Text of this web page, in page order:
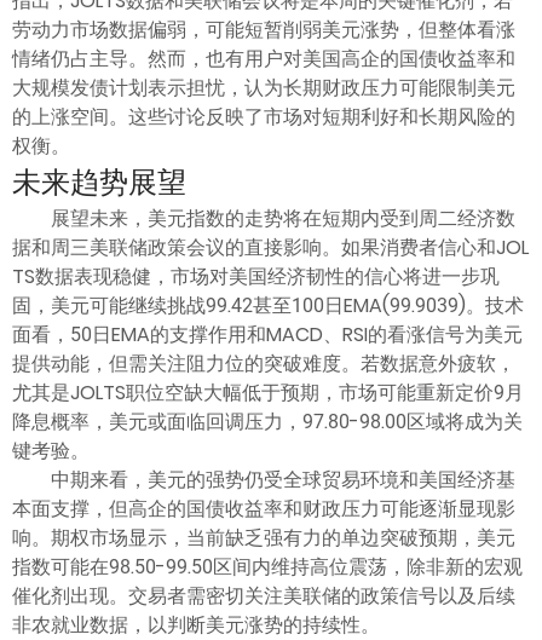
劳动力市场数据偏弱，可能短暂削弱美元涨势，但整体看涨
情绪仍占主导。然而，也有用户对美国高企的国债收益率和
大规模发债计划表示担忧，认为长期财政压力可能限制美元
的上涨空间。这些讨论反映了市场对短期利好和长期风险的
权衡。
未来趋势展望
展望未来，美元指数的走势将在短期内受到周二经济数
据和周三美联储政策会议的直接影响。如果消费者信心和JOL
TS数据表现稳健，市场对美国经济韧性的信心将进一步巩
固，美元可能继续挑战99.42甚至100日EMA(99.9039)。技术
面看，50日EMA的支撑作用和MACD、RSI的看涨信号为美元
提供动能，但需关注阻力位的突破难度。若数据意外疲软，
尤其是JOLTS职位空缺大幅低于预期，市场可能重新定价9月
降息概率，美元或面临回调压力，97.80-98.00区域将成为关
键考验。
中期来看，美元的强势仍受全球贸易环境和美国经济基
本面支撑，但高企的国债收益率和财政压力可能逐渐显现影
响。期权市场显示，当前缺乏强有力的单边突破预期，美元
指数可能在98.50-99.50区间内维持高位震荡，除非新的宏观
催化剂出现。交易者需密切关注美联储的政策信号以及后续
非农就业数据，以判断美元涨势的持续性。